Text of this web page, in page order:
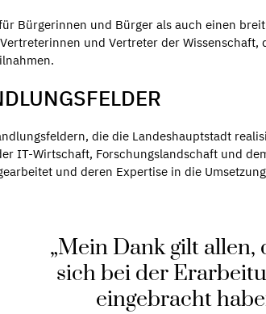
Bürgerinnen und Bürger als auch einen breit
und Vertreter der Wissenschaft,
die die Landeshauptstadt
IT-Wirtschaft, Forschungslandschaft und
und deren Expertise in die
„Mein Dank gilt allen,
sich bei der
eingebracht